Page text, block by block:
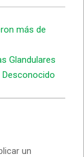
más de
Glandulares
Desconocido
un